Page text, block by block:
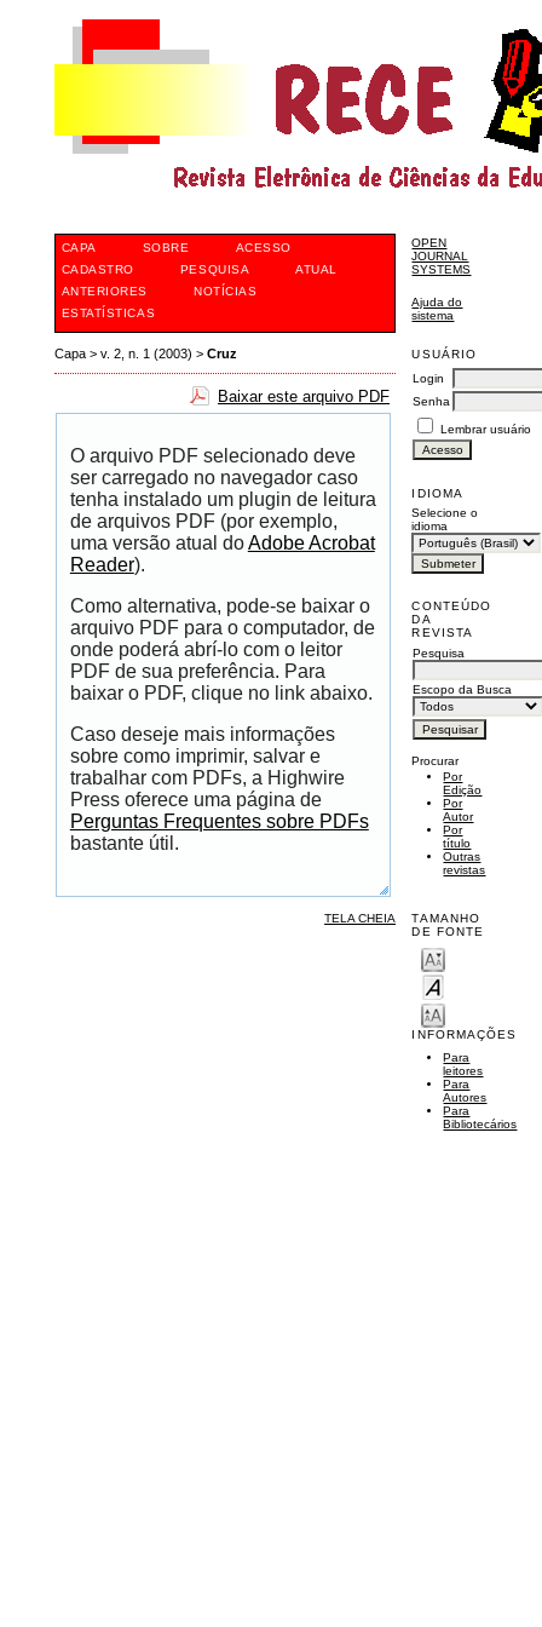
OPEN
JOURNAL
SYSTEMS
Ajuda do
sistema
USUÁRIO
Login
Senha
Lembrar usuário
IDIOMA
Selecione o
idioma
CONTEÚDO
DA
REVISTA
Pesquisa
Escopo da Busca
Procurar
Por
Edição
Por
Autor
Por
título
Outras
revistas
TAMANHO
DE FONTE
INFORMAÇÕES
Para
leitores
Para
Autores
Para
Bibliotecários
CAPA SOBRE
ACESSO
CADASTRO
PESQUISA
ATUAL
ANTERIORES
NOTÍCIAS
ESTATÍSTICAS
Capa> v. 2, n. 1 (2003) > Cruz
Baixar este arquivo PDF
O arquivo PDF selecionado deve
ser carregado no navegador caso
tenha instalado um plugin de leitura
de arquivos PDF (por exemplo,
uma versão atual doAdobe Acrobat
Reader).
Como alternativa, pode-se baixar o
arquivo PDF para o computador, de
onde poderá abrí-lo com o leitor
PDF de sua preferência. Para
baixar o PDF, clique no link abaixo.
Caso deseje mais informações
sobre como imprimir, salvar e
trabalhar com PDFs, a Highwire
Press oferece uma página de
Perguntas Frequentes sobre PDFs
bastante útil.
TELA CHEIA